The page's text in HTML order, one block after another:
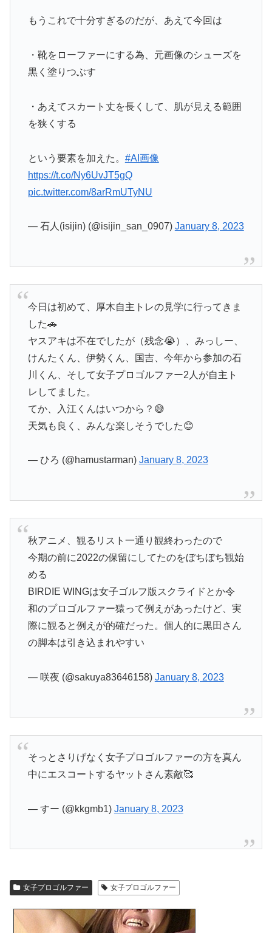
もうこれで十分すぎるのだが、あえて今回は
・靴をローファーにする為、元画像のシューズを
黒く塗りつぶす
・あえてスカート丈を長くして、肌が見える範囲
を狭くする
という要素を加えた。 #AI画像
https://t.co/Ny6UvJT5gQ
pic.twitter.com/8arRmUTyNU
— 石人(isijin) (@isijin_san_0907) January 8, 2023
今日は初めて、厚木自主トレの見学に行ってきま
した🚗
ヤスアキは不在でしたが（残念😭）、みっしー、
けんたくん、伊勢くん、国吉、今年から参加の石
川くん、そして女子プロゴルファー2人が自主ト
レしてました。
てか、入江くんはいつから？😅
天気も良く、みんな楽しそうでした😊
— ひろ (@hamustarman) January 8, 2023
秋アニメ、観るリスト一通り観終わったので
今期の前に2022の保留にしてたのをぼちぼち観始
める
BIRDIE WINGは女子ゴルフ版スクライドとか令
和のプロゴルファー猿って例えがあったけど、実
際に観ると例えが的確だった。個人的に黒田さん
の脚本は引き込まれやすい
— 咲夜 (@sakuya83646158) January 8, 2023
そっとさりげなく女子プロゴルファーの方を真ん
中にエスコートするヤットさん素敵🥰
— すー (@kkgmb1) January 8, 2023
女子プロゴルファー 女子プロゴルファー